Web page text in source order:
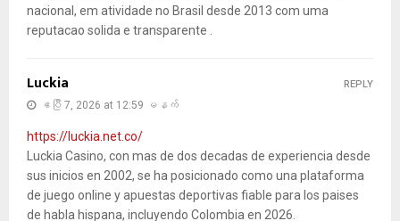
nacional, em atividade no Brasil desde 2013 com uma
reputacao solida e transparente .
Luckia
ဧပြီ 7, 2026 at 12:59 မနက်
https://luckia.net.co/
Luckia Casino, con mas de dos decadas de experiencia desde
sus inicios en 2002, se ha posicionado como una plataforma
de juego online y apuestas deportivas fiable para los paises
de habla hispana, incluyendo Colombia en 2026.
REPLY